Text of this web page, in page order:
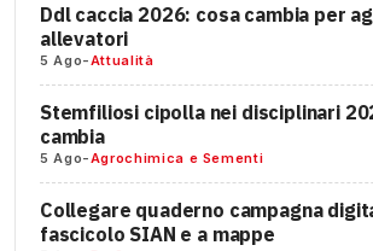
Ddl caccia 2026: cosa cambia per
allevatori
5 Ago-Attualità
Stemfiliosi cipolla nei disciplinari
cambia
5 Ago-Agrochimica e Sementi
Collegare quaderno campagna
fascicolo SIAN e a mappe